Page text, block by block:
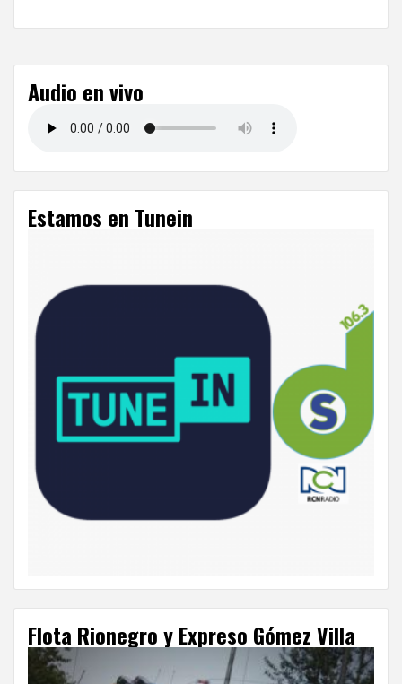
Audio en vivo
Estamos en Tunein
Flota Rionegro y Expreso Gómez Villa